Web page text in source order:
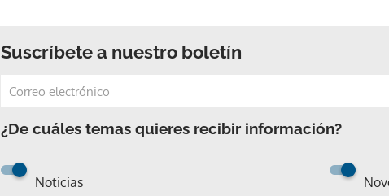
Suscríbete a nuestro boletín
¿De cuáles temas quieres recibir información?
Noticias